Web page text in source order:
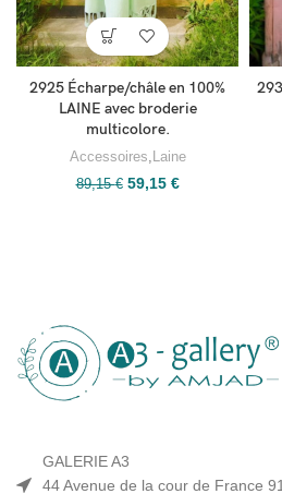
2925 Écharpe/châle en 100%
LAINE avec broderie
multicolore.
Accessoires Laine
89,15€ 59,15 €
GALERIE A3
44 Avenue de la cour de France